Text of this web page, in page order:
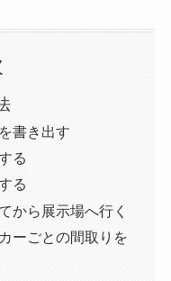
書き出す
る
る
から展示場へ行く
ーごとの間取りを